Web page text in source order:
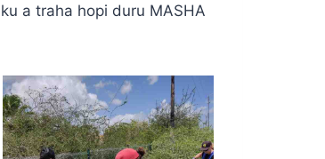
a traha hopi duru MASHA